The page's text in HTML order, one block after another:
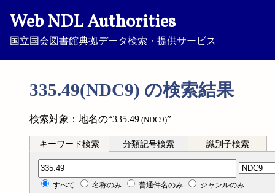
Web NDL Authorities
国立国会図書館典拠データ検索・提供サービス
335.49(NDC9) の検索結果
検索対象：地名の“335.49 (NDC9)”
キーワード検索 分類記号検索 識別子検索
分類記号検索
すべて 名称のみ 普通件名のみ ジャンルのみ